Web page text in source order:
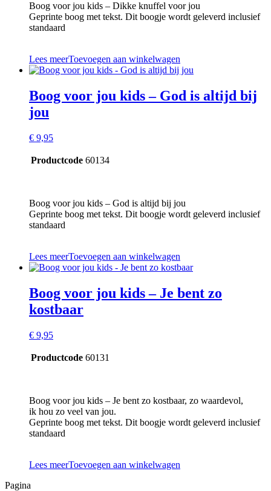
Boog voor jou kids – Dikke knuffel voor jou
Geprinte boog met tekst. Dit boogje wordt geleverd inclusief
standaard
Lees meerToevoegen aan winkelwagen
Boog voor jou kids – God is altijd bij
jou
€ 9,95
Productcode 60134
Boog voor jou kids – God is altijd bij jou
Geprinte boog met tekst. Dit boogje wordt geleverd inclusief
standaard
Lees meerToevoegen aan winkelwagen
Boog voor jou kids – Je bent zo
kostbaar
€ 9,95
Productcode 60131
Boog voor jou kids – Je bent zo kostbaar, zo waardevol,
ik hou zo veel van jou.
Geprinte boog met tekst. Dit boogje wordt geleverd inclusief
standaard
Lees meerToevoegen aan winkelwagen
Pagina